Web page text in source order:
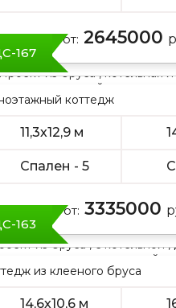
Цена от: 2645000
из бруса , котельная
одноэтажный ,
167
коттедж
11,3х12,9 м
Спален - 5
Цена от: 3335000
из бруса , с котельной ,
с мансардой
163
из клееного бруса
14,6х10,6 м